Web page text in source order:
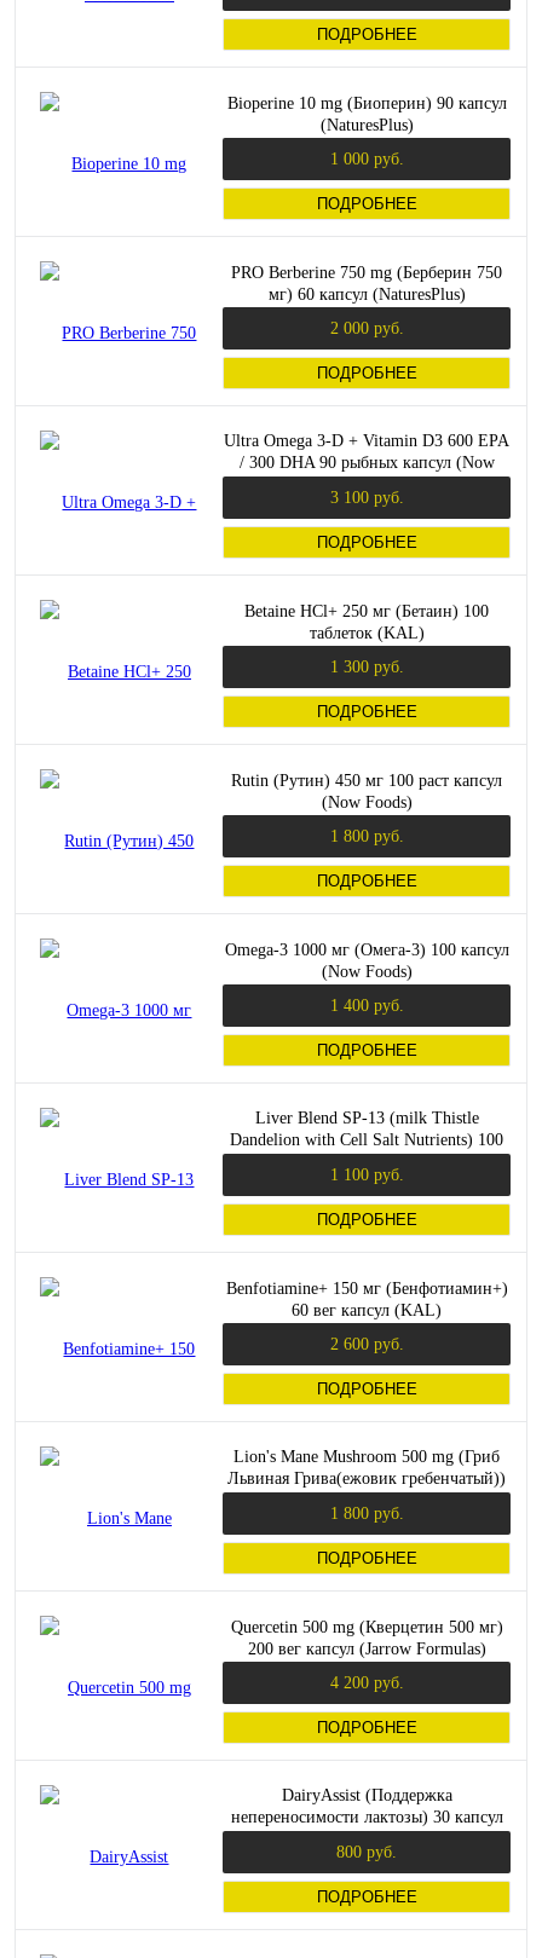
ПОДРОБНЕЕ
Bioperine 10 mg (Биоперин) 90 капсул
(NaturesPlus)
1 000 руб.
ПОДРОБНЕЕ
PRO Berberine 750 mg (Берберин 750
мг) 60 капсул (NaturesPlus)
2 000 руб.
ПОДРОБНЕЕ
Ultra Omega 3-D + Vitamin D3 600 EPA
/ 300 DHA 90 рыбных капсул (Now
3 100 руб.
ПОДРОБНЕЕ
Betaine HCl+ 250 мг (Бетаин) 100
таблеток (KAL)
1 300 руб.
ПОДРОБНЕЕ
Rutin (Рутин) 450 мг 100 раст капсул
(Now Foods)
1 800 руб.
ПОДРОБНЕЕ
Omega-3 1000 мг (Омега-3) 100 капсул
(Now Foods)
1 400 руб.
ПОДРОБНЕЕ
Liver Blend SP-13 (milk Thistle
Dandelion with Cell Salt Nutrients) 100
1 100 руб.
ПОДРОБНЕЕ
Benfotiamine+ 150 мг (Бенфотиамин+)
60 вег капсул (KAL)
2 600 руб.
ПОДРОБНЕЕ
Lion's Mane Mushroom 500 mg (Гриб
Львиная Грива(ежовик гребенчатый))
1 800 руб.
ПОДРОБНЕЕ
Quercetin 500 mg (Кверцетин 500 мг)
200 вег капсул (Jarrow Formulas)
4 200 руб.
ПОДРОБНЕЕ
DairyAssist (Поддержка
непереносимости лактозы) 30 капсул
800 руб.
ПОДРОБНЕЕ